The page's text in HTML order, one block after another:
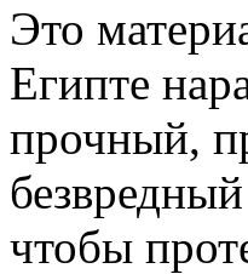
Это
Египте
прочный,
чтобы